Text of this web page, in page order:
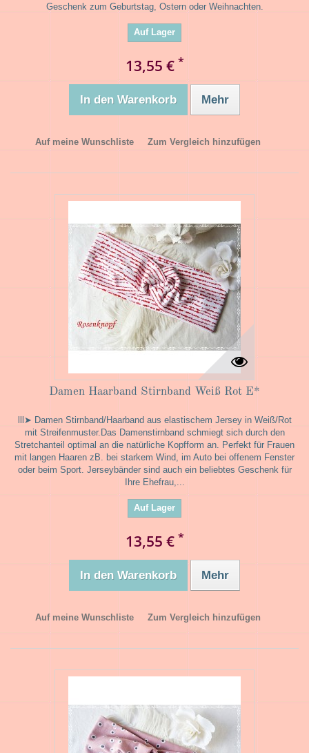
Geschenk zum Geburtstag, Ostern oder Weihnachten.
Auf Lager
13,55 € *
In den Warenkorb Mehr
Auf meine Wunschliste Zum Vergleich hinzufügen
Damen Haarband Stirnband Weiß Rot E*
lll➤ Damen Stirnband/Haarband aus elastischem Jersey in Weiß/Rot
mit Streifenmuster.Das Damenstirnband schmiegt sich durch den
Stretchanteil optimal an die natürliche Kopfform an. Perfekt für Frauen
mit langen Haaren zB. bei starkem Wind, im Auto bei offenem Fenster
oder beim Sport. Jerseybänder sind auch ein beliebtes Geschenk für
Ihre Ehefrau,...
Auf Lager
13,55 € *
In den Warenkorb Mehr
Auf meine Wunschliste Zum Vergleich hinzufügen